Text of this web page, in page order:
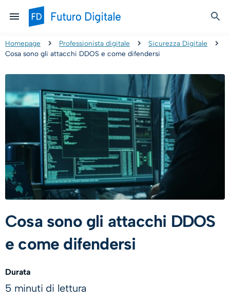
Homepage Professionista digitale
Sicurezza Digitale
Cosa sono gli attacchi DDOS e come difendersi
Cosa sono gli attacchi DDOS
e come difendersi
Durata
5 minuti di lettura